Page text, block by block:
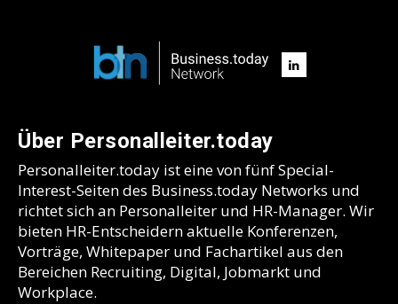
Über Personalleiter.today
Personalleiter.today ist eine von fünf Special-
Interest-Seiten des Business.today Networks und
richtet sich an Personalleiter und HR-Manager. Wir
bieten HR-Entscheidern aktuelle Konferenzen,
Vorträge, Whitepaper und Fachartikel aus den
Bereichen Recruiting, Digital, Jobmarkt und
Workplace.